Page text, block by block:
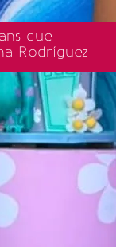
que
Rodríguez